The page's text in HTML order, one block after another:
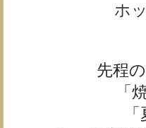
ホ
先程の
「